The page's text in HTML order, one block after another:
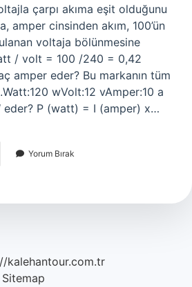
çarpı akıma eşit olduğunu
amper cinsinden akım, 100’ün
voltaja bölünmesine
/ volt = 100 /240 = 0,42
amper eder? Bu markanın tüm
wVolt:12 vAmper:10 a
eder? P (watt) = I (amper) x…
Yorum Bırak
kalehantour.com.tr
Sitemap